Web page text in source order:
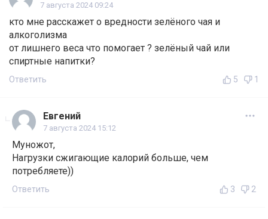
7 августа 2024 09:24
кто мне расскажет о вредности зелёного чая и
алкоголизма
от лишнего веса что помогает ? зелёный чай или
спиртные напитки?
Ответить 5 1
Евгений
7 августа 2024 15:12
Муножот,
Нагрузки сжигающие калорий больше, чем
потребляете))
Ответить 3 2